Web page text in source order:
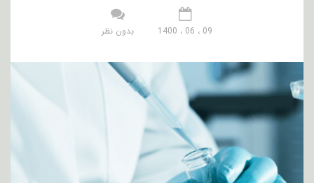
09 ، 06 ، 1400 بدون نظر